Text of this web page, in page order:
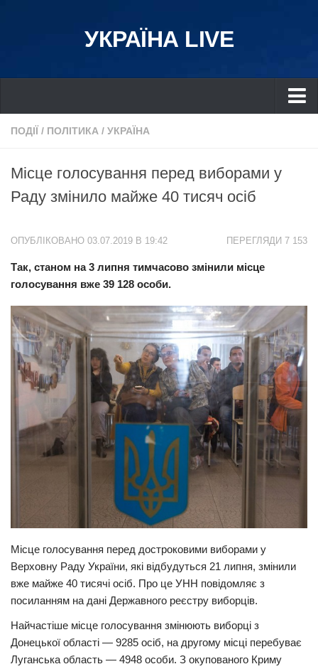
УКРАЇНА LIVE
Україна
Дніпро
Львів
Харків
Донбас
Одеса
Схід
Прикарпаття
Економіка
Політика
Цікаво
Привітання
Здоров’я
Трагедії
ПОДІЇ / ПОЛІТИКА / УКРАЇНА
Місце голосування перед виборами у
Раду змінило майже 40 тисяч осіб
ПЕРЕГЛЯДИ 7 153
ОПУБЛІКОВАНО 03.07.2019 В 19:42
Так, станом на 3 липня тимчасово змінили місце
голосування вже 39 128 особи.
Місце голосування перед достроковими виборами у
Верховну Раду України, які відбудуться 21 липня, змінили
вже майже 40 тисячі осіб. Про це УНН повідомляє з
посиланням на дані Державного реєстру виборців.
Найчастіше місце голосування змінюють виборці з
Донецької області — 9285 осіб, на другому місці перебуває
Луганська область — 4948 особи. З окупованого Криму